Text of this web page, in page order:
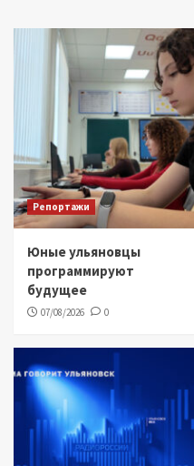
Репортажи
Юные ульяновцы
программируют
будущее
07/08/2026 0